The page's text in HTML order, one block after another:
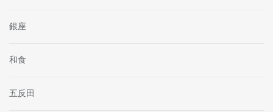
銀座
和食
五反田